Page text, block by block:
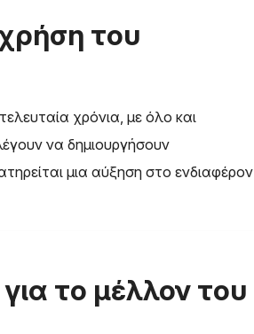
χρήση του
χρόνια, με όλο και
να δημιουργήσουν
μια αύξηση στο ενδιαφέρον
για το μέλλον του